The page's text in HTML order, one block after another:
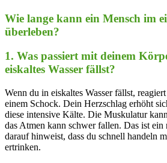
Wie lange ⁣kann⁤ ein ‌Mensch im
überleben?
1. Was passiert mit ⁤deinem
eiskaltes⁤ Wasser fällst?
Wenn du in eiskaltes Wasser fällst,
einem Schock. Dein Herzschlag⁢ erhöht
diese‍ intensive‌ Kälte. Die ​Muskulatur
das Atmen kann schwer fallen. Das ‍ist
darauf⁢ hinweist, dass du schnell handeln
ertrinken.